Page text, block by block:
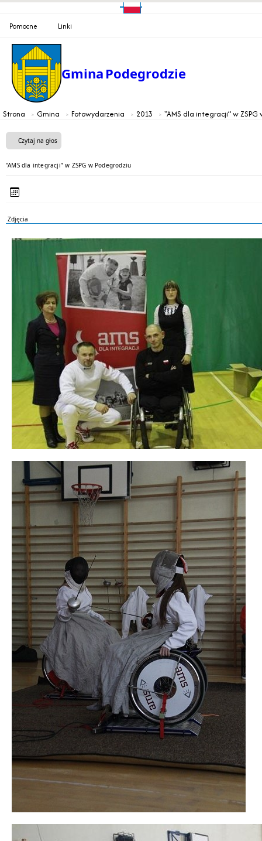
Pomocne Linki
Gmina Podegrodzie
Strona Gmina Fotowydarzenia 2013 "AMS dla integracji” w ZSPG
Czytaj na głos
"AMS dla integracji” w ZSPG w Podegrodziu
Zdjęcia